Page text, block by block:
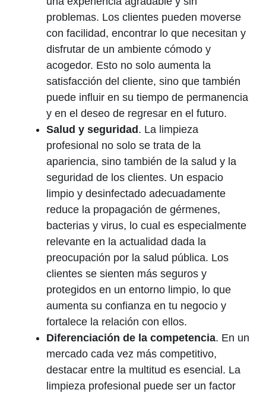
problemas. Los clientes pueden moverse
con facilidad, encontrar lo que necesitan y
disfrutar de un ambiente cómodo y
acogedor. Esto no solo aumenta la
satisfacción del cliente, sino que también
puede influir en su tiempo de permanencia
y en el deseo de regresar en el futuro.
Salud y seguridad . La limpieza
profesional no solo se trata de la
apariencia, sino también de la salud y la
seguridad de los clientes. Un espacio
limpio y desinfectado adecuadamente
reduce la propagación de gérmenes,
bacterias y virus, lo cual es especialmente
relevante en la actualidad dada la
preocupación por la salud pública. Los
clientes se sienten más seguros y
protegidos en un entorno limpio, lo que
aumenta su confianza en tu negocio y
fortalece la relación con ellos.
Diferenciación de la competencia. En un
mercado cada vez más competitivo,
destacar entre la multitud es esencial. La
limpieza profesional puede ser un factor